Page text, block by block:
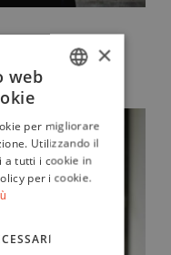
ENGLISH
×
web
per migliorare
Utilizzando il
a tutti i cookie in
per i cookie.